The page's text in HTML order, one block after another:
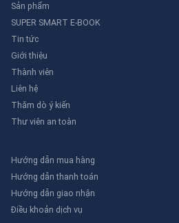
Sản phẩm
SUPER SMART E-BOOK
Tin tức
Giới thiệu
Thành viên
Liên hệ
Thăm dò ý kiến
Thư viên an toàn
Hướng dẫn mua hàng
Hướng dẫn thanh toán
Hướng dẫn giao nhận
Điều khoản dịch vụ